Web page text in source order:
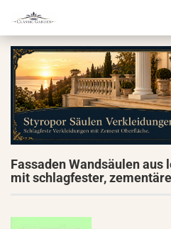
Fassaden Wandsäulen
mit schlagfester,